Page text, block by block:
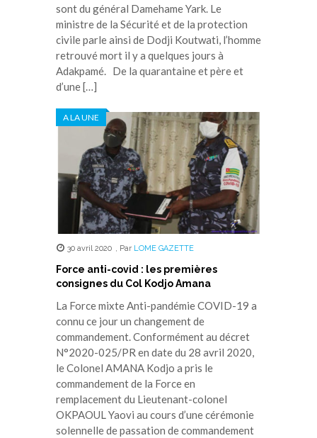
sont du général Damehame Yark. Le
ministre de la Sécurité et de la protection
civile parle ainsi de Dodji Koutwati, l’homme
retrouvé mort il y a quelques jours à
Adakpamé. De la quarantaine et père et
d’une […]
A LA UNE
30 avril 2020 Par LOME GAZETTE
Force anti-covid : les premières
consignes du Col Kodjo Amana
La Force mixte Anti-pandémie COVID-19 a
connu ce jour un changement de
commandement. Conformément au décret
N°2020-025/PR en date du 28 avril 2020,
le Colonel AMANA Kodjo a pris le
commandement de la Force en
remplacement du Lieutenant-colonel
OKPAOUL Yaovi au cours d’une cérémonie
solennelle de passation de commandement